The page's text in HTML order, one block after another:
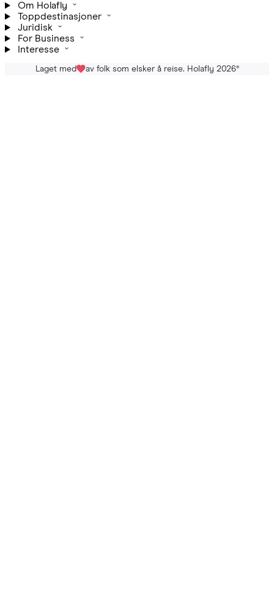
Om Holafly
Toppdestinasjoner
Juridisk
For Business
Interesse
Laget med av folk som elsker å reise. Holafly 2026®